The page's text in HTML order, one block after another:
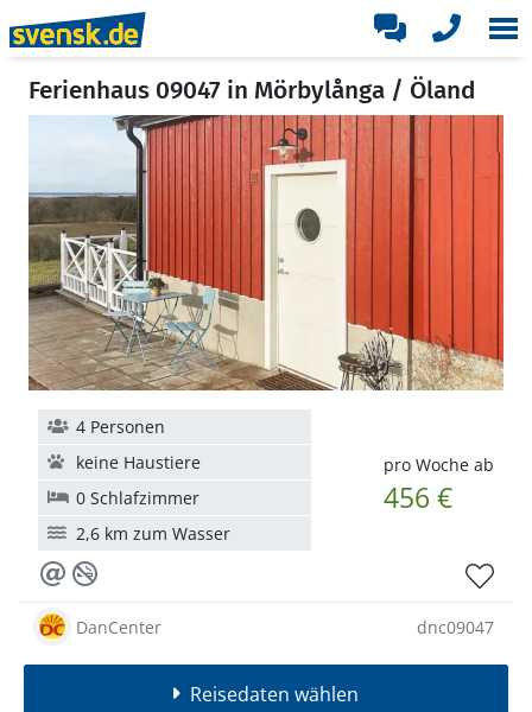
Ferienhaus 09047 in Mörbylånga / Öland
pro Woche ab
456 €
4 Personen
keine Haustiere
0 Schlafzimmer
2,6 km zum Wasser
DanCenter dnc09047
Reisedaten wählen